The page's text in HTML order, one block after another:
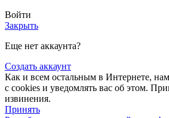
Войти
Закрыть
Еще нет аккаунта?
Создать аккаунт
Как и всем остальным в Интернете,
с cookies и уведомлять вас об этом.
извинения.
Принять